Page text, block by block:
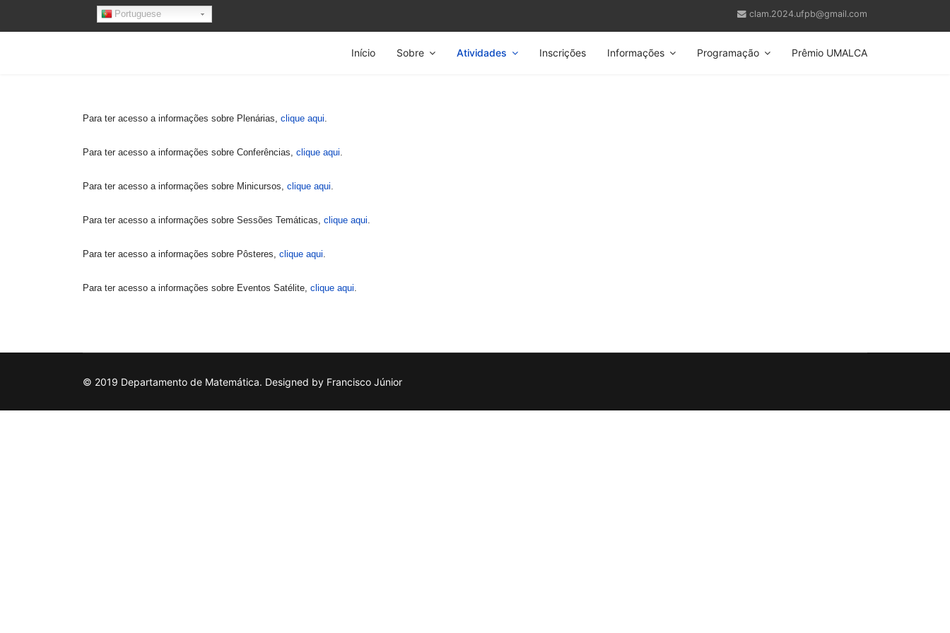
Portuguese clam.2024.ufpb@gmail.com
Início Sobre Atividades Inscrições Informações Programação Prêmio UMALCA
Para ter acesso a informações sobre Plenárias, clique aqui.
Para ter acesso a informações sobre Conferências, clique aqui.
Para ter acesso a informações sobre Minicursos, clique aqui.
Para ter acesso a informações sobre Sessões Temáticas, clique aqui.
Para ter acesso a informações sobre Pôsteres, clique aqui.
Para ter acesso a informações sobre Eventos Satélite, clique aqui.
© 2019 Departamento de Matemática. Designed by Francisco Júnior